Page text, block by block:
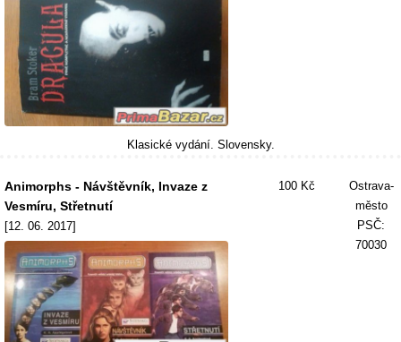
Klasické vydání. Slovensky.
Animorphs - Návštěvník, Invaze z
Vesmíru, Střetnutí
[12. 06. 2017]
100 Kč
Ostrava-
město
PSČ:
70030